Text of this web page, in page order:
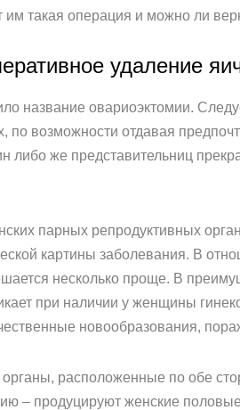
им такая операция и можно ли
удаление
название овариоэктомии.
по возможности отдавая
же представительниц
парных репродуктивных
картины заболевания. В
несколько проще. В
при наличии у женщины
новообразования,
расположенные по обе
– продуцируют женские